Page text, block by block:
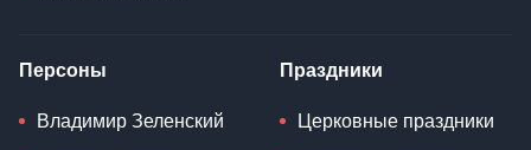
Персоны
Владимир Зеленский
Праздники
Церковные праздники